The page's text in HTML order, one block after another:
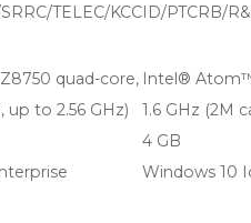
TELEC/KCCID/PTCRB/
quad-core,
up to 2.56 GHz)
Intel® Atom™
1.6 GHz (2M
4 GB
Windows 10